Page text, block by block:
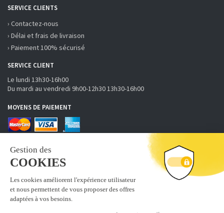
SERVICE CLIENTS
› Contactez-nous
› Délai et frais de livraison
› Paiement 100% sécurisé
SERVICE CLIENT
Le lundi 13h30-16h00
Du mardi au vendredi 9h00-12h30 13h30-16h00
MOYENS DE PAIEMENT
RECEVOIR LA NEWSLETTER
S'inscrire
Abonnez-vous à la newsletter fobi.fr pour recevoir nos bons